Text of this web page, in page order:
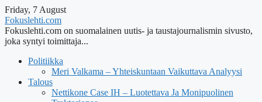
Friday, 7 August
Fokuslehti.com
Fokuslehti.com on suomalainen uutis- ja taustajournalismin sivusto,
joka syntyi toimittaja...
Politiikka
Meri Valkama – Yhteiskuntaan Vaikuttava Analyysi
Talous
Nettikone Case IH – Luotettava Ja Monipuolinen